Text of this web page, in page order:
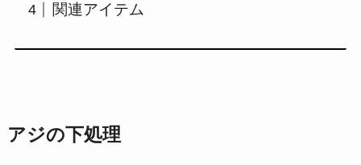
関連アイテム
アジの下処理